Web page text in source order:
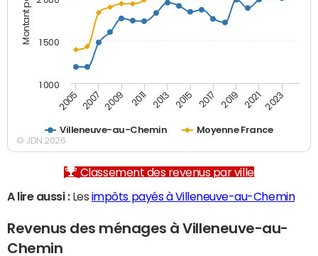
Villeneuve-au-Chemin Moyenne France
2005 2007 2009 2011 2013 2015 2017 2019 2021 2023
1 000
1 500
© JDN 2026
Classement des revenus par ville
A lire aussi :Les impôts payés à Villeneuve-au-Chemin
Revenus des ménages à Villeneuve-au-
Chemin